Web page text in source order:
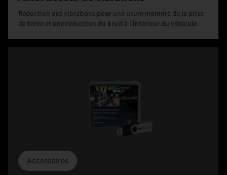
Réduction des vibrations pour une usure moindre de la prise
de force et une réduction du bruit à l'intérieur du véhicule.
Accessoires